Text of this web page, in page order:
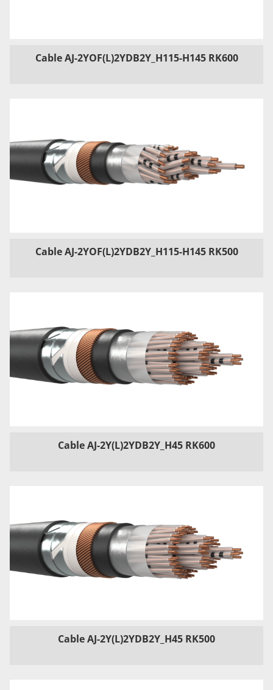
Cable AJ-2YOF(L)2YDB2Y_H115-H145 RK600
Cable AJ-2YOF(L)2YDB2Y_H115-H145 RK500
Cable AJ-2Y(L)2YDB2Y_H45 RK600
Cable AJ-2Y(L)2YDB2Y_H45 RK500